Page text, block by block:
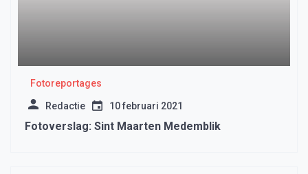
Fotoreportages
Redactie 10 februari 2021
Fotoverslag: Sint Maarten Medemblik